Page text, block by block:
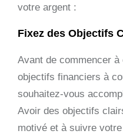
votre argent :
Fixez des Objectifs
Avant de commencer
objectifs financiers à
souhaitez-vous
Avoir des objectifs
motivé et à suivre